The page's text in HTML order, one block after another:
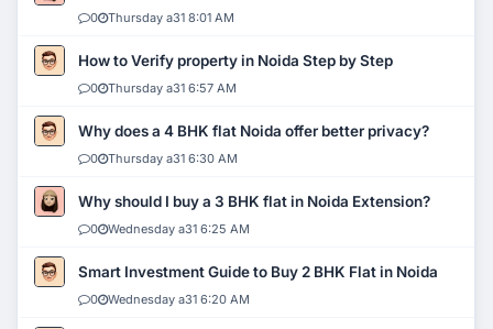
0 Thursday a31 8:01 AM
How to Verify property in Noida Step by Step
0 Thursday a31 6:57 AM
Why does a 4 BHK flat Noida offer better privacy?
0 Thursday a31 6:30 AM
Why should I buy a 3 BHK flat in Noida Extension?
0 Wednesday a31 6:25 AM
Smart Investment Guide to Buy 2 BHK Flat in Noida
0 Wednesday a31 6:20 AM